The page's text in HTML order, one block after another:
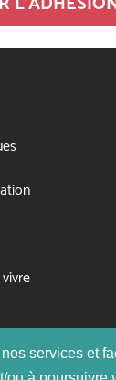
services et